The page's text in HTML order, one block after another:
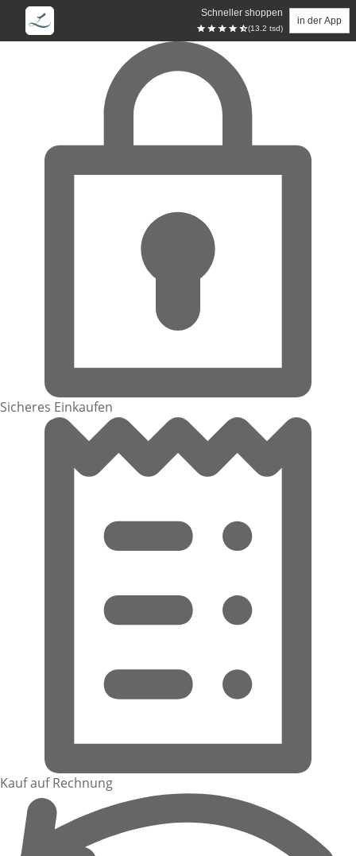
Schneller shoppen
(13.2 tsd)
in der App
Zum Hauptinhalt springen
Sicheres Einkaufen
Kauf auf Rechnung